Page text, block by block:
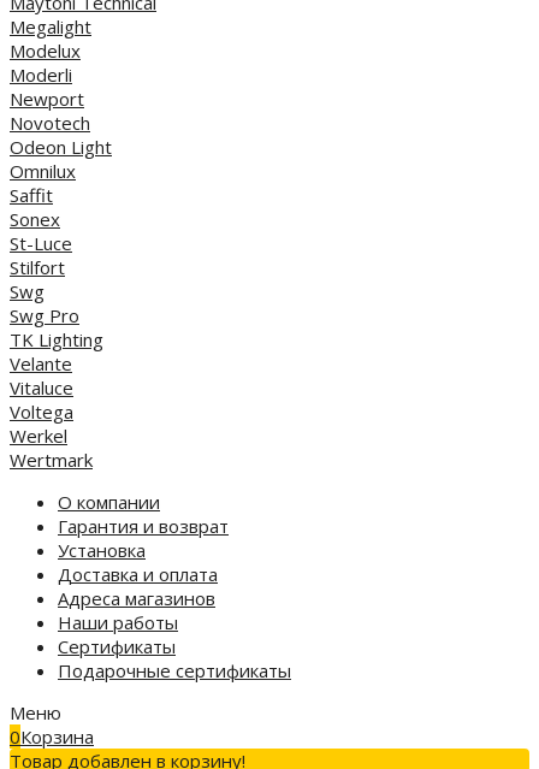
Megalight
Modelux
Moderli
Newport
Novotech
Odeon Light
Omnilux
Saffit
Sonex
St-Luce
Stilfort
Swg
Swg Pro
TK Lighting
Velante
Vitaluce
Voltega
Werkel
Wertmark
О компании
Гарантия и возврат
Установка
Доставка и оплата
Адреса магазинов
Наши работы
Сертификаты
Подарочные сертификаты
Меню
0Корзина
Товар добавлен в корзину!